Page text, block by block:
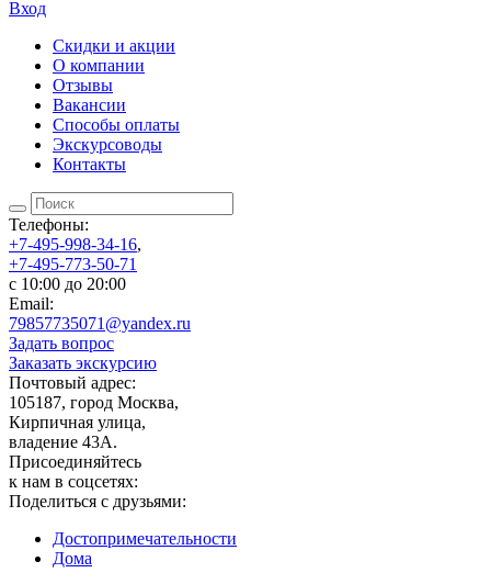
Вход
Скидки и акции
О компании
Отзывы
Вакансии
Способы оплаты
Экскурсоводы
Контакты
Телефоны:
+7-495-998-34-16,
+7-495-773-50-71
c 10:00 до 20:00
Email:
79857735071@yandex.ru
Задать вопрос
Заказать экскурсию
Почтовый адрес:
105187, город Москва,
Кирпичная улица,
владение 43А.
Присоединяйтесь
к нам в соцсетях:
Поделиться с друзьями:
Достопримеча­тельности
Дома